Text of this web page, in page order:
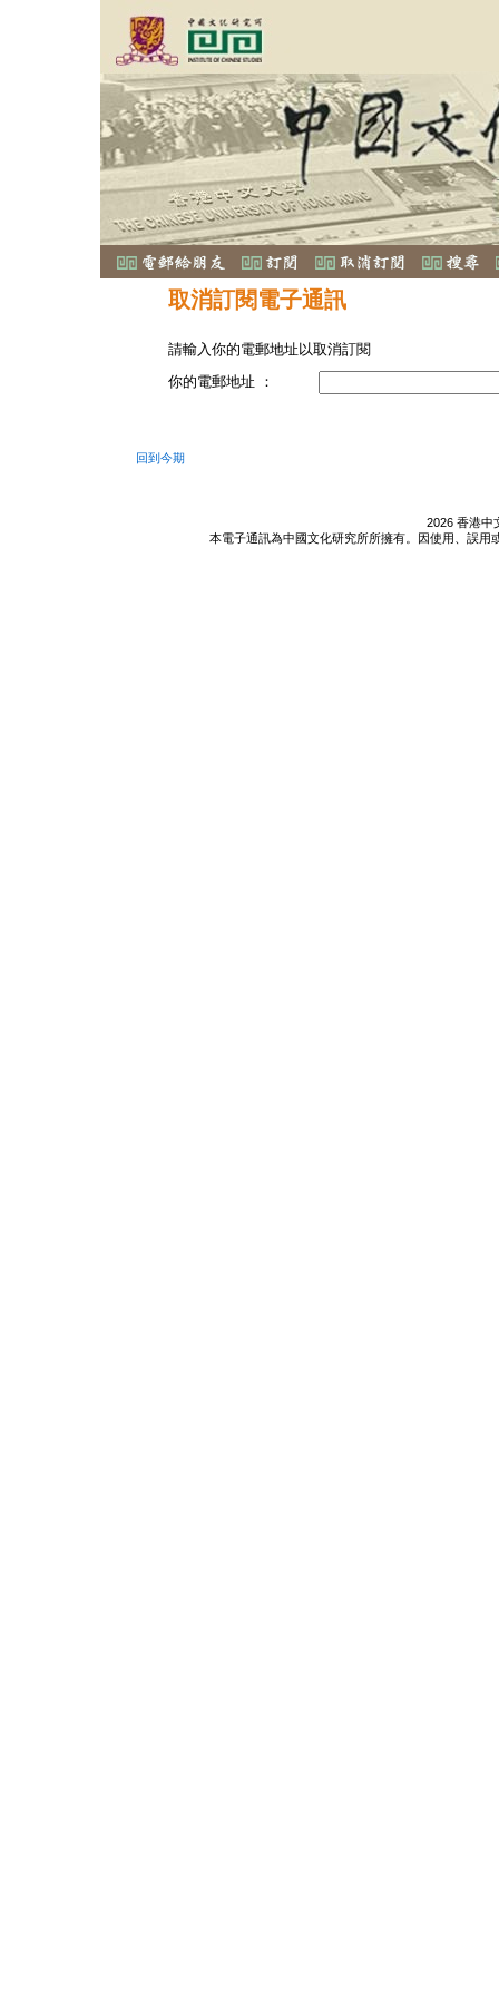
取消訂閱電子通訊
請輸入你的電郵地址以取消訂閱
你的電郵地址 ：
回到今期
2026 香港中
本電子通訊為中國文化研究所所擁有。因使用、誤